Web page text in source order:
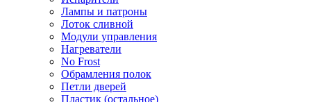
Лампы и патроны
Лоток сливной
Модули управления
Нагреватели
No Frost
Обрамления полок
Петли дверей
Пластик (остальное)